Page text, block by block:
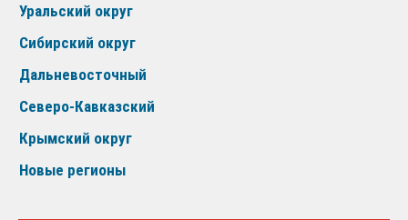
Уральский округ
Сибирский округ
Дальневосточный
Северо-Кавказский
Крымский округ
Новые регионы